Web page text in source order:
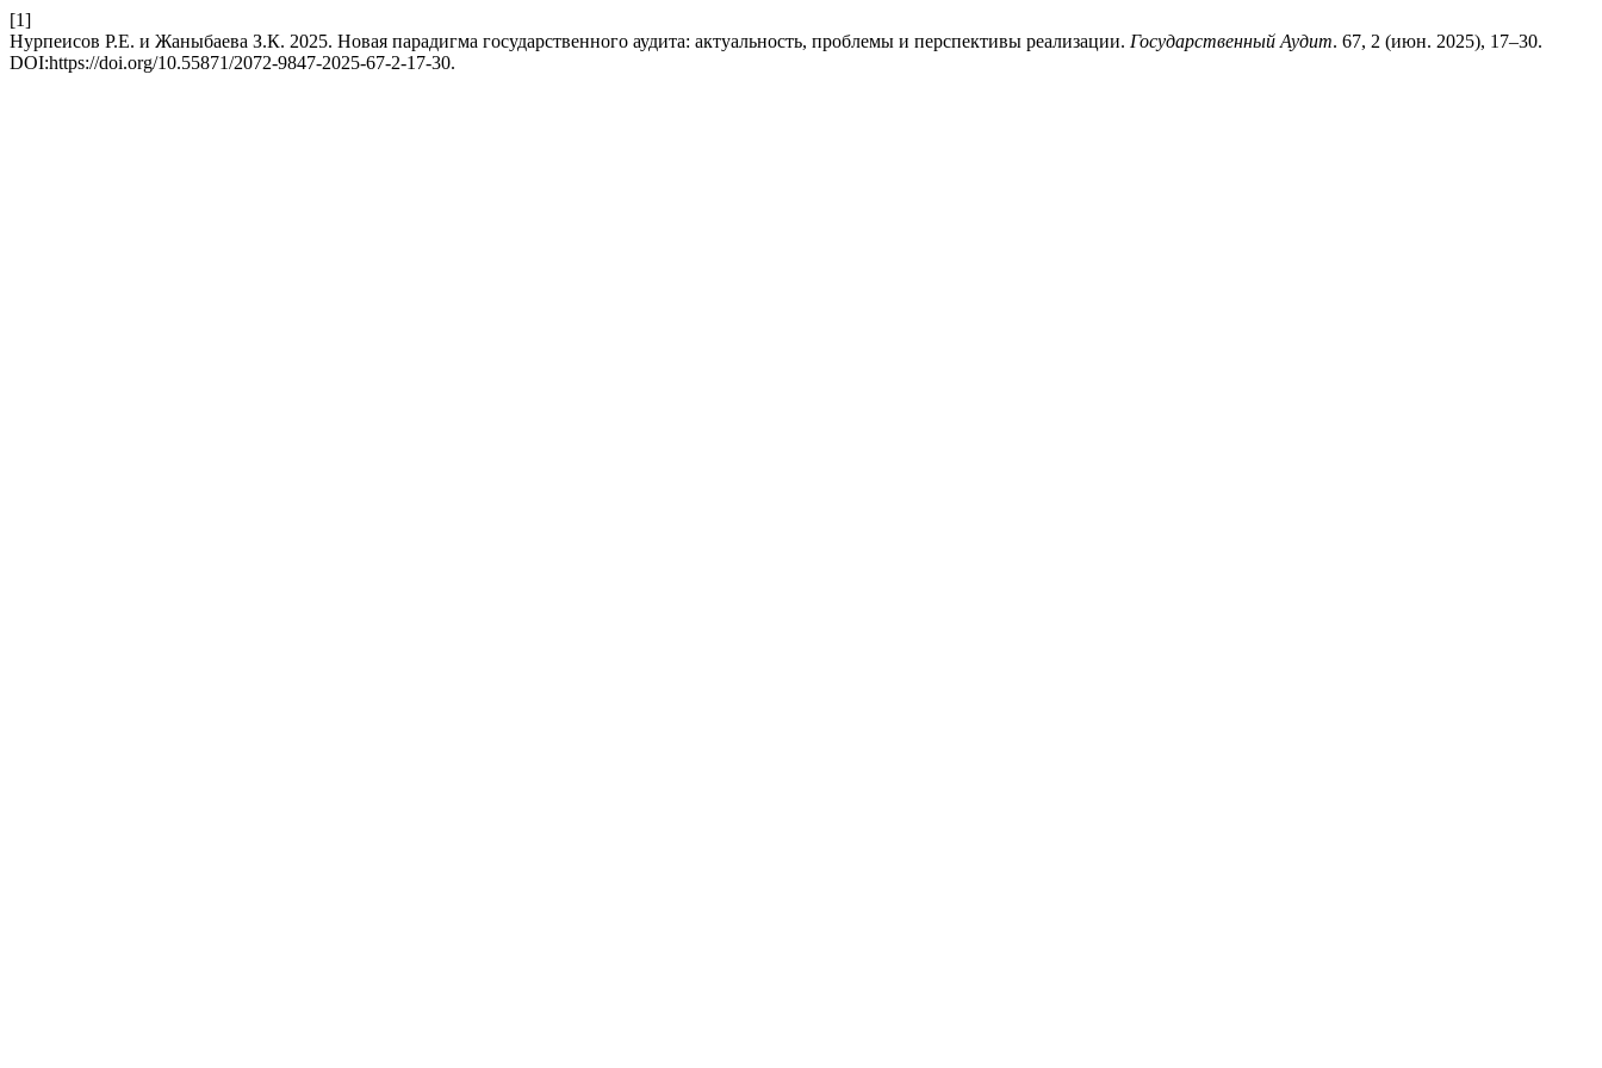
[1]
Нурпеисов Р.Е. и Жаныбаева З.К. 2025. Новая парадигма государственного аудита: актуальность, проблемы и перспективы реализации. Государственный Аудит. 67, 2 (июн. 2025), 17–30.
DOI:https://doi.org/10.55871/2072-9847-2025-67-2-17-30.